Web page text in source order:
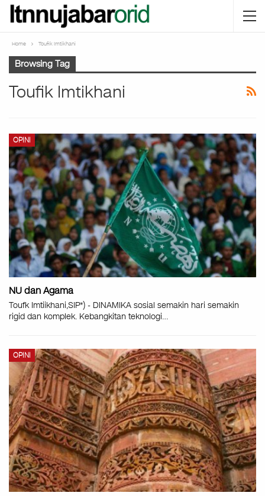
Home Toufik Imtikhani
Browsing Tag
Toufik Imtikhani
OPINI
NU dan Agama
Toufk Imtiikhani,SIP*) - DINAMIKA sosial semakin hari semakin
rigid dan komplek. Kebangkitan teknologi…
OPINI